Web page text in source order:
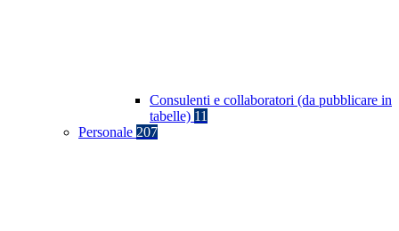
Consulenti e collaboratori (da pubblicare in
tabelle) 11
Personale 207